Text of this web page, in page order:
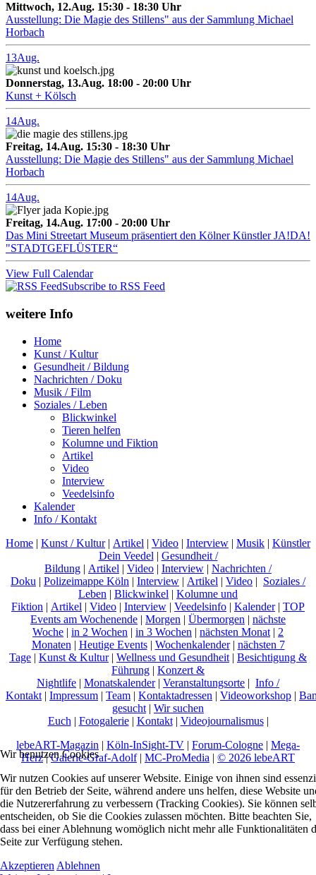
Mittwoch, 12.Aug. 15:30 - 18:30 Uhr
Ausstellung: Die Magie des Stillens" aus der Sammlung Michael
Horbach
13Aug.
Donnerstag, 13.Aug. 18:00 - 20:00 Uhr
Kunst + Kölsch
14Aug.
Freitag, 14.Aug. 15:30 - 18:30 Uhr
Ausstellung: Die Magie des Stillens" aus der Sammlung Michael
Horbach
14Aug.
Freitag, 14.Aug. 17:00 - 20:00 Uhr
Das Mini Streetart Museum präsentiert den Kölner Künstler JA!DA!
"STADTGEFLÜSTER“
View Full Calendar
Subscribe to RSS Feed
weitere Info
Home
Kunst / Kultur
Gesundheit / Bildung
Nachrichten / Doku
Musik / Film
Soziales / Leben
Blickwinkel
Tieren helfen
Kolumne und Fiktion
Artikel
Video
Interview
Veedelsinfo
Kalender
Info / Kontakt
Home | Kunst / Kultur| Artikel | Video | Interview | Musik | Künstler
Dein Veedel | Gesundheit /
Bildung | Artikel | Video | Interview | Nachrichten /
Doku | Polizeimappe Köln | Interview | Artikel | Video | Soziales /
Leben | Blickwinkel | Kolumne und
Fiktion | Artikel | Video | Interview | Veedelsinfo | Kalender| TOP
Events am Wochenende | Morgen | Übermorgen | nächste
Woche | in 2 Wochen | in 3 Wochen | nächsten Monat | 2
Monaten | Heutige Events| Wochenkalender| nächsten 7
Tage | Kunst & Kultur| Wellness und Gesundheit | Besichtigung &
Führung | Konzert &
Nightlife | Monatskalender| Veranstaltungsorte | Info /
Kontakt | Impressum | Team | Kontaktadressen | Videoworkshop |
gesucht | Wir suchen
Euch | Fotogalerie| Kontakt| Videojournalismus|
lebeART-Magazin | Köln-InSight-TV | Forum-Cologne | Mega-
Herz|Galerie-Graf-Adolf| MC-ProMedia | © 2026 lebeART
Wir benutzen Cookies
Wir nutzen Cookies auf unserer Website. Einige von ihnen sind
für den Betrieb der Seite, während andere uns helfen, diese Website
die Nutzererfahrung zu verbessern (Tracking Cookies). Sie können
entscheiden, ob Sie die Cookies zulassen möchten. Bitte beachten Sie,
dass bei einer Ablehnung womöglich nicht mehr alle Funktionalitäten
Seite zur Verfügung stehen.
Akzeptieren Ablehnen